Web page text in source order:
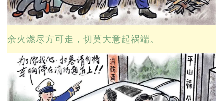
余火燃尽方可走，切莫大意起祸端。